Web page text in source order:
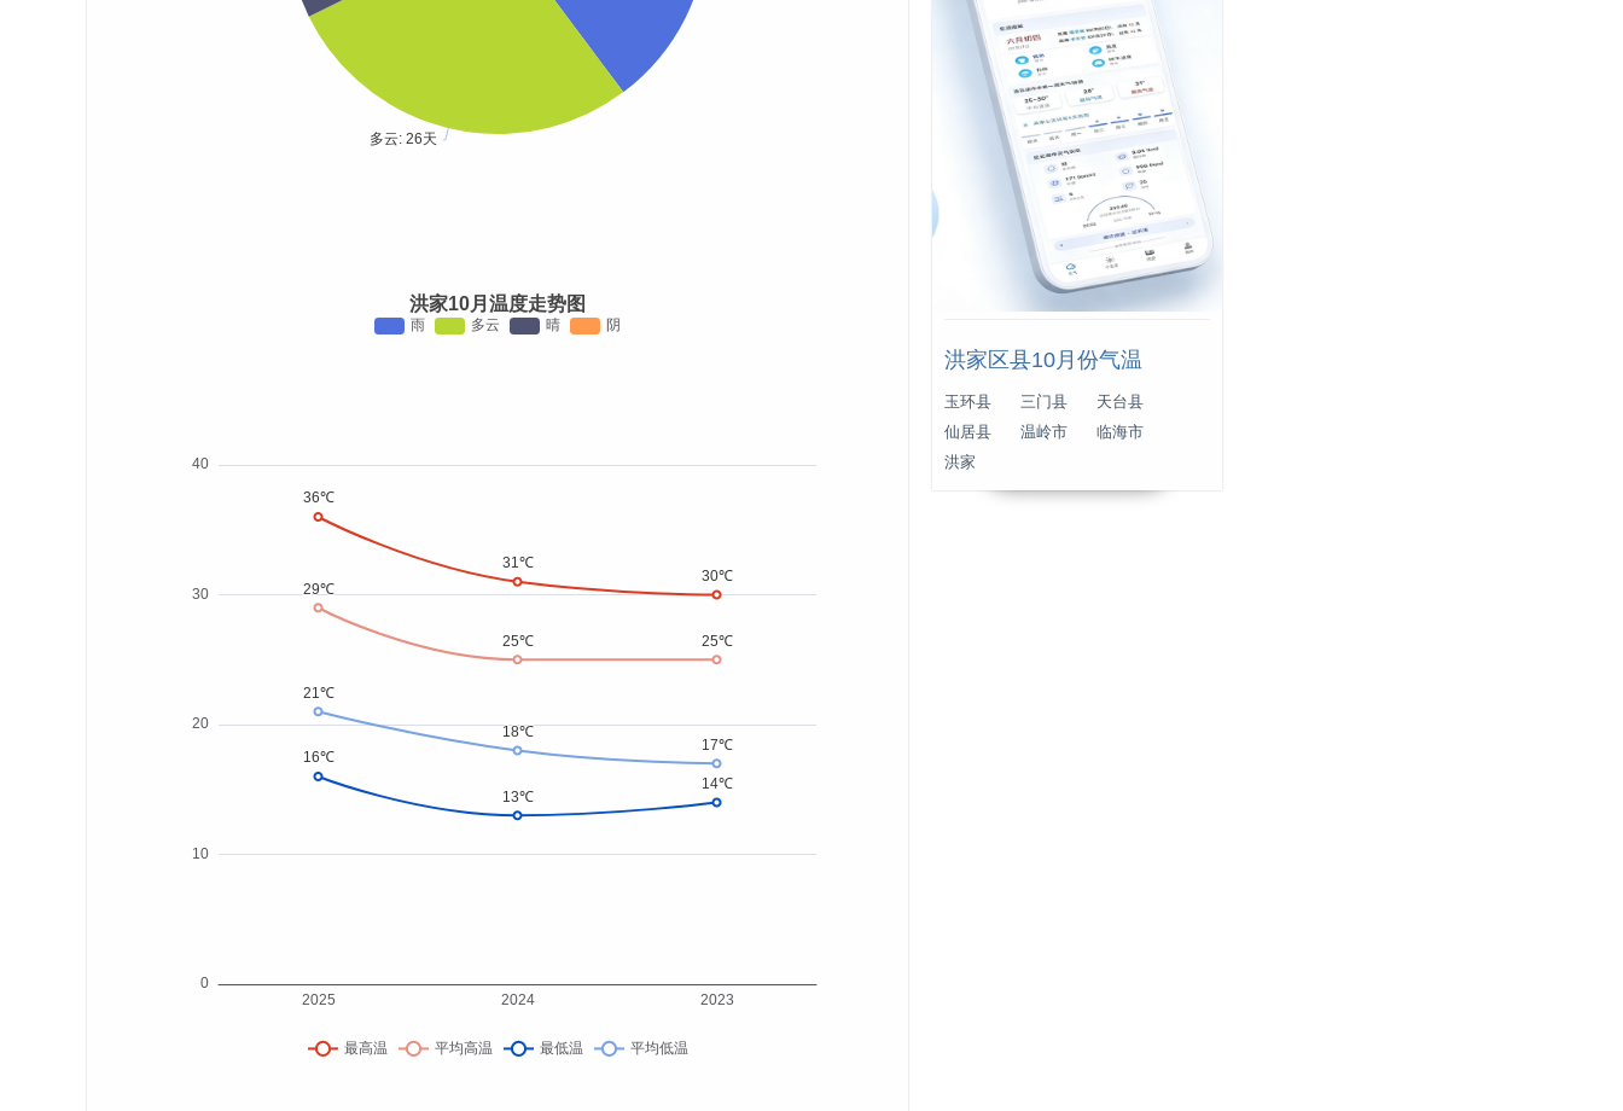
洪家10月温度走势图
洪家区县10月份气温
玉环县 三门县
天台县
仙居县
温岭市
临海市
洪家